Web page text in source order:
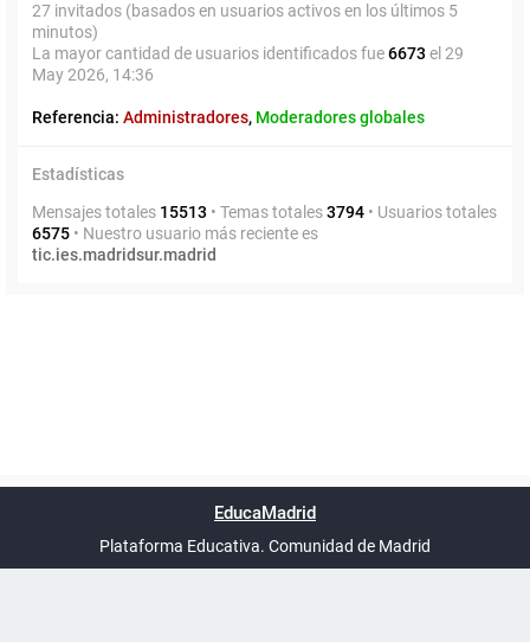
27 invitados (basados en usuarios activos en los últimos 5
minutos)
La mayor cantidad de usuarios identificados fue6673 el 29
May 2026, 14:36
Referencia: Administradores, Moderadores globales
Estadísticas
Mensajes totales 15513 • Temas totales3794 • Usuarios totales
6575 • Nuestro usuario más reciente es
tic.ies.madridsur.madrid
UTC+02:00
phpBB España
EducaMadrid
Plataforma Educativa. Comunidad de Madrid